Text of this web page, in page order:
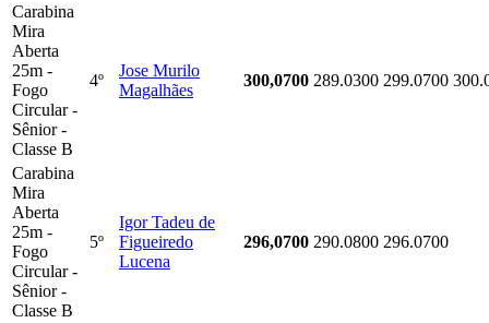
Carabina
Mira
Aberta
25m -
Fogo
Circular -
Sênior -
Classe B
4º
Jose Murilo
Magalhães
300,0700 289.0300 299.0700
Carabina
Mira
Aberta
25m -
Fogo
Circular -
Sênior -
Classe B
5º
Igor Tadeu de
Figueiredo
Lucena
296,0700 290.0800 296.0700